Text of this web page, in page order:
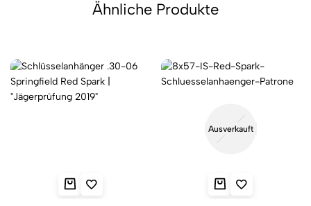
Ähnliche Produkte
Ausverkauft